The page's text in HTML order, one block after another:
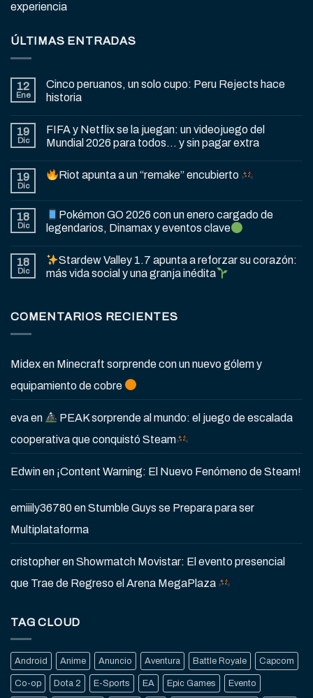
experiencia
ÚLTIMAS ENTRADAS
12
Ene
Cinco peruanos, un solo cupo: Peru Rejects hace
historia
19
Dic
FIFA y Netflix se la juegan: un videojuego del
Mundial 2026 para todos… y sin pagar extra
19
Dic
Riot apunta a un “remake” encubierto
18
Dic
Pokémon GO 2026 con un enero cargado de
legendarios, Dinamax y eventos clave
18
Dic
Stardew Valley 1.7 apunta a reforzar su corazón:
más vida social y una granja inédita
COMENTARIOS RECIENTES
Midexen Minecraft sorprende con un nuevo gólem y
equipamiento de cobre
evaen
PEAK sorprende al mundo: el juego de escalada
cooperativa que conquistó Steam
Edwinen ¡Content Warning: El Nuevo Fenómeno de Steam!
emiiily36780enStumble Guys se Prepara para ser
Multiplataforma
cristopherenShowmatch Movistar: El evento presencial
que Trae de Regreso el Arena MegaPlaza
TAG CLOUD
Android Anime Anuncio Aventura Battle Royale Capcom
Co-op Dota 2 E-Sports EA Epic Games Evento